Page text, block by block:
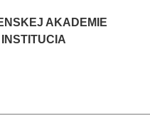
AKADEMIE